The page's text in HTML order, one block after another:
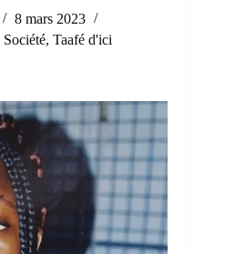
8 mars 2023
Société, Taafé d'ici